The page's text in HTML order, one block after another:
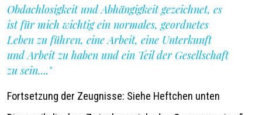
Obdachlosigkeit und Abhängigkeit gezeichnet, es
ist für mich wichtig ein normales, geordnetes
Leben zu führen, eine Arbeit, eine Unterkunft
und Arbeit zu haben und ein Teil der Gesellschaft
zu sein…."
Fortsetzung der Zeugnisse: Siehe Heftchen unten